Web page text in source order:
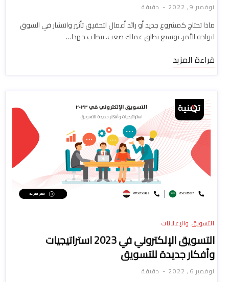
نوفمبر 9, 2022 دقيقة
ماذا تحتاج كمشروع جديد أو رائد أعمال لتحقيق تأثير وانتشار في السوق
لنواجه الأمر. توسيع نطاق عملك صعب. يتطلب جهدا…
قراءة المزيد
التسويق والإعلانات
التسويق الإلكتروني في 2023 استراتيجيات
وأفكار جديدة للتسويق
نوفمبر 6, 2022 دقيقة